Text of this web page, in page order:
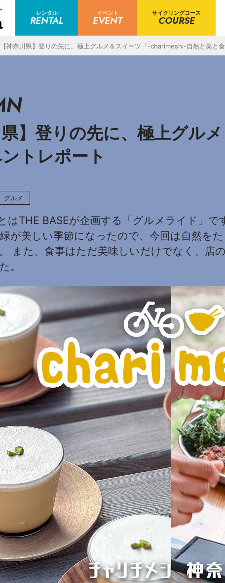
レンタル
RENTAL
イベント
EVENT
サイクリングコース
COURSE
【神奈川県】登りの先に、極上グルメ＆スイーツ「-charimeshi-自然と美と
県】登りの先に、極上グ
トレポート
グルメ
はTHE BASEが企画する「グルメライド」
が美しい季節になったので、今回は自然を
また、食事はただ美味しいだけでなく、店
。